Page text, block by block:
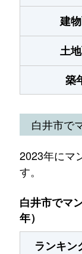
建
土
築
白井市で
2023年にマ
す。
白井市でマ
年）
ランキン